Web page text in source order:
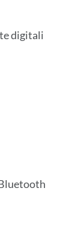
digitali